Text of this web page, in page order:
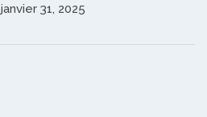
janvier 31, 2025